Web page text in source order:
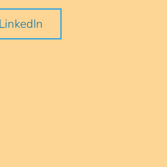
LinkedIn